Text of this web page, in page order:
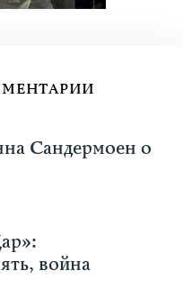
Сандермоен о
война